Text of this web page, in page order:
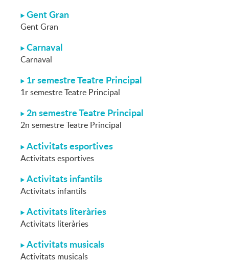
Gent Gran
Gent Gran
Carnaval
Carnaval
1r semestre Teatre Principal
1r semestre Teatre Principal
2n semestre Teatre Principal
2n semestre Teatre Principal
Activitats esportives
Activitats esportives
Activitats infantils
Activitats infantils
Activitats literàries
Activitats literàries
Activitats musicals
Activitats musicals